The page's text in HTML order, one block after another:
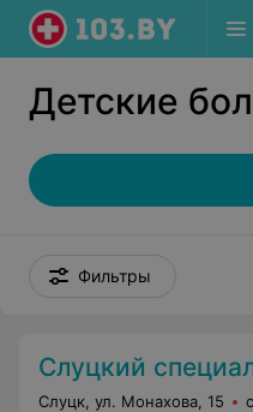
Детские
Фильтры
Слуцкий специализированный дом
Слуцк, ул. Монахова, 15